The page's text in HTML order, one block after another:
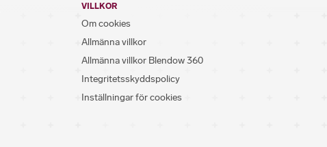
VILLKOR
Om cookies
Allmänna villkor
Allmänna villkor Blendow 360
Integritetsskyddspolicy
Inställningar för cookies